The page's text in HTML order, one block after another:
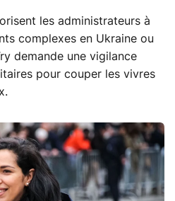
les administrateurs à
complexes en Ukraine ou
demande une vigilance
pour couper les vivres